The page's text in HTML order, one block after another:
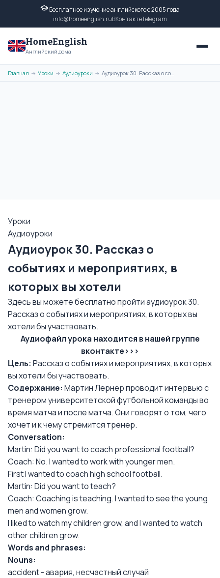
Бесплатное изучение английского с 2005 года
info@homeenglish.ruВКонтактеTelegram
HomeEnglish
Английский дома
Главная → Уроки → Аудиоуроки → Аудиоурок 30. Рассказ о событиях и мероприятиях, в которых вы хотели
Уроки
Аудиоуроки
Аудиоурок 30. Рассказ о
событиях и мероприятиях, в
которых вы хотели
Здесь вы можете бесплатно пройти аудиоурок 30.
Рассказ о событиях и мероприятиях, в которых вы
хотели бы участвовать.
Аудиофайл урока находится в нашей группе
вконтакте>>>
Цель: Рассказ о событиях и мероприятиях, в которых
вы хотели бы участвовать.
Содержание: Мартин Лернер проводит интервью с
тренером университетской футбольной команды во
время матча и после матча. Они говорят о том, чего
хочет и к чему стремится тренер.
Conversation:
Martin: Did you want to coach professional football?
Coach: No. I wanted to work with younger men.
First I wanted to coach high school football.
Martin: Did you want to teach?
Coach: Coaching is teaching. I wanted to see the young
men and women grow.
I liked to watch my children grow, and I wanted to watch
other children grow.
Words and phrases:
Nouns:
accident - авария, несчастный случай